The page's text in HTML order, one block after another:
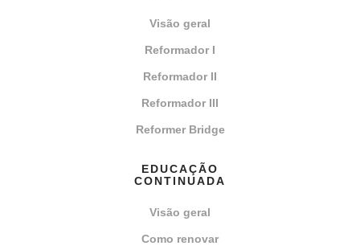
Visão geral
Reformador I
Reformador II
Reformador III
Reformer Bridge
EDUCAÇÃO
CONTINUADA
Visão geral
Como renovar